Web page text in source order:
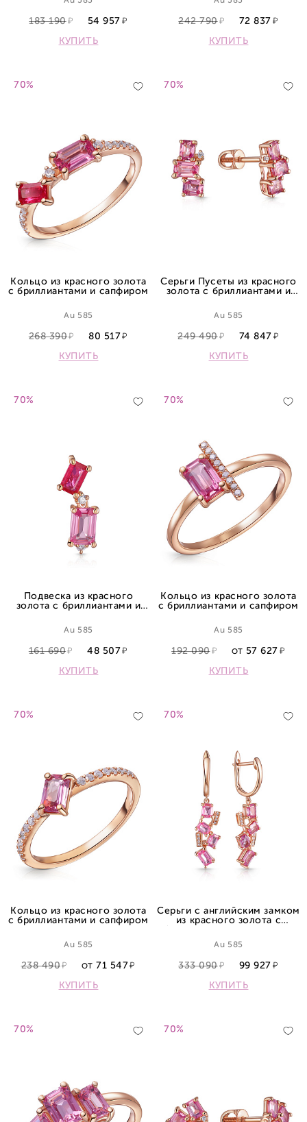
183 190
54 957
КУПИТЬ
242 790
72 837
КУПИТЬ
70%
Кольцо из красного золота
с бриллиантами и сапфиром
Au 585
268 390
80 517
КУПИТЬ
70%
Серьги Пусеты из красного
золота с бриллиантами и
Au 585
249 490
74 847
КУПИТЬ
70%
Подвеска из красного
золота с бриллиантами и
Au 585
161 690
48 507
КУПИТЬ
70%
Кольцо из красного золота
с бриллиантами и сапфиром
Au 585
192 090 ОТ 57 627
КУПИТЬ
70%
Кольцо из красного золота
с бриллиантами и сапфиром
Au 585
238 490 ОТ 71 547
КУПИТЬ
70%
Серьги с английским замком
из красного золота с
Au 585
333 090
99 927
КУПИТЬ
70% 70%